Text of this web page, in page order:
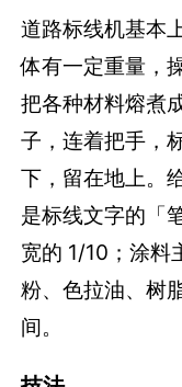
道路标线机基本
体有一定重量，
把各种材料熔煮
子，连着把手，
下，留在地上。
是标线文字的「
宽的 1/10；涂料
粉、色拉油、树
间。